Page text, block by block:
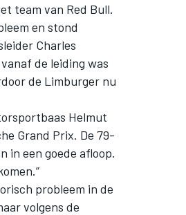
team van Red Bull.
en stond
Charles
de leiding was
de Limburger nu
Helmut
Grand Prix. De 79-
in een goede afloop.
probleem in de
volgens de